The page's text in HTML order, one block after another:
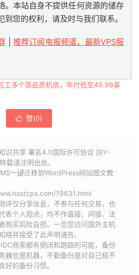
。本站自身不提供任何资源的储存
到您的权利，请及时与我们联系。
推荐订阅电报频道，最新VPS服
工多个高品质机房，年付低至49.99美
 赞(0)
识共享 署名4.0国际许可协议 [BY-
载请注明出处。
一键迁移到WordPress网站图文教
19631.html
评仅分享信息，不参与任何交易，也
表个人观点，均不作直接、间接、法
购买风险自担。一旦您访问国外主机
晓并接受了此声明通告。
IDC商家都有倒闭和跑路的可能，备份
器也是机器，不勤备份是对自己极不
好的备份习惯。